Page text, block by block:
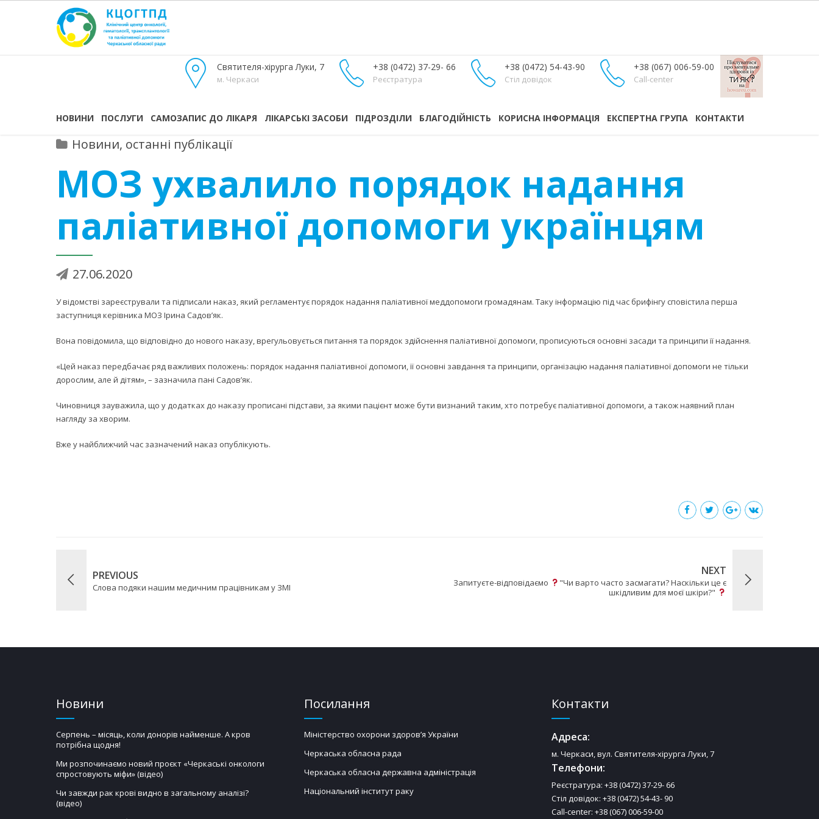
Святителя-хірурга Луки, 7
м. Черкаси
+38 (0472) 37-29- 66
Реєстратура
+38 (0472) 54-43-90
Стіл довідок
+38 (067) 006-59-00
Call-center
НОВИНИ ПОСЛУГИ САМОЗАПИС ДО ЛІКАРЯ ЛІКАРСЬКІ ЗАСОБИ ПІДРОЗДІЛИ БЛАГОДІЙНІСТЬ КОРИСНА ІНФОРМАЦІЯ ЕКСПЕРТНА ГРУПА КОНТАКТИ
Новини, останні публікації
МОЗ ухвалило порядок надання
паліативної допомоги українцям
27.06.2020
У відомстві зареєстрували та підписали наказ, який регламентує порядок надання паліативної меддопомоги громадянам. Таку інформацію під час брифінгу сповістила перша
заступниця керівника МОЗ Ірина Садов’як.
Вона повідомила, що відповідно до нового наказу, врегульовується питання та порядок здійснення паліативної допомоги, прописуються основні засади та принципи її надання.
«Цей наказ передбачає ряд важливих положень: порядок надання паліативної допомоги, її основні завдання та принципи, організацію надання паліативної допомоги не тільки
дорослим, але й дітям», – зазначила пані Садов’як.
Чиновниця зауважила, що у додатках до наказу прописані підстави, за якими пацієнт може бути визнаний таким, хто потребує паліативної допомоги, а також наявний план
нагляду за хворим.
Вже у найближчий час зазначений наказ опублікують.
PREVIOUS
Слова подяки нашим медичним працівникам у ЗМІ
NEXT
Запитуєте-відповідаємо
"Чи варто часто засмагати? Наскільки це є
шкідливим для моєї шкіри?"
Новини
Серпень – місяць, коли донорів найменше. А кров
потрібна щодня!
Ми розпочинаємо новий проєкт «Черкаські онкологи
спростовують міфи» (відео)
Чи завжди рак крові видно в загальному аналізі?
(відео)
Посилання
Міністерство охорони здоров’я України
Черкаська обласна рада
Черкаська обласна державна адміністрація
Національний інститут раку
Контакти
Адреса:
м. Черкаси, вул. Святителя-хірурга Луки, 7
Телефони:
Реєстратура: +38 (0472) 37-29- 66
Стіл довідок: +38 (0472) 54-43- 90
Call-center: +38 (067) 006-59-00